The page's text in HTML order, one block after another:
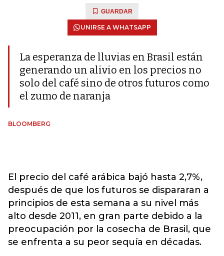
GUARDAR
UNIRSE A WHATSAPP
La esperanza de lluvias en Brasil están
generando un alivio en los precios no
solo del café sino de otros futuros como
el zumo de naranja
BLOOMBERG
El precio del café arábica bajó hasta 2,7%,
después de que los futuros se dispararan a
principios de esta semana a su nivel más
alto desde 2011, en gran parte debido a la
preocupación por la cosecha de Brasil, que
se enfrenta a su peor sequía en décadas.